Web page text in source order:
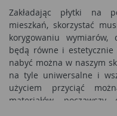
Zakładając płytki na
mieszkań, skorzystać
korygowaniu
będą równe i estetycznie
nabyć można w naszym
na tyle uniwersalne i
użyciem przyciąć
materiałów,
materiałach